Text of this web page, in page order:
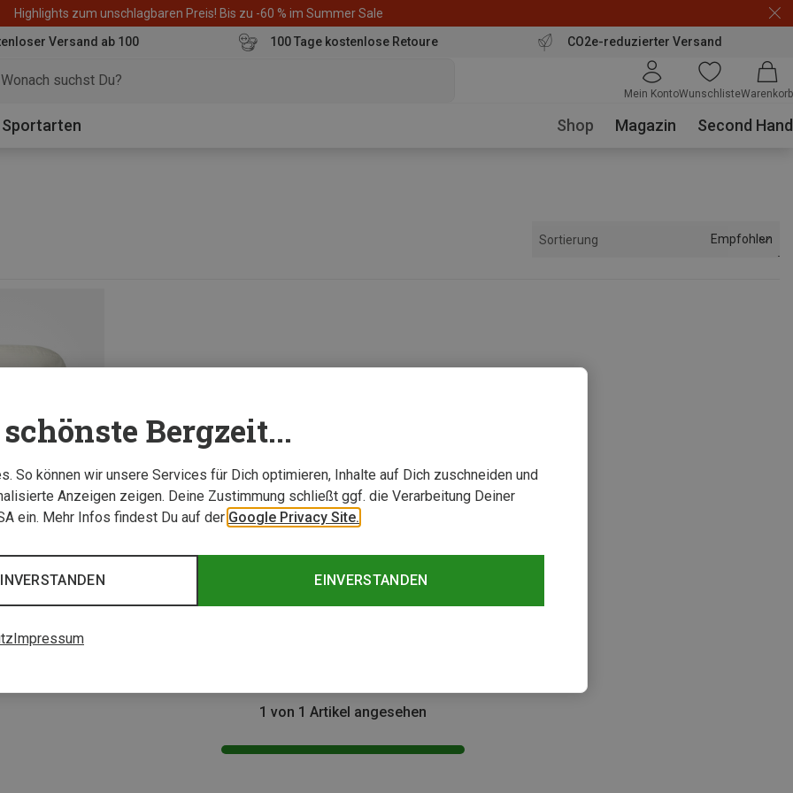
Highlights zum unschlagbaren Preis! Bis zu -60 % im Summer Sale
Versand ab 100
100 Tage kostenlose Retoure CO2e-reduzierter Versand
Mein KontoWunschlisteWarenkorb
Sportarten Shop Magazin Second Hand
Sortierung Empfohlen
Größen
Hüte
1 von 1 Artikel angesehen
Bergzeit...
So können wir unsere Services für Dich optimieren, Inhalte auf Dich zuschneiden und
Anzeigen zeigen. Deine Zustimmung schließt ggf. die Verarbeitung Deiner
ein. Mehr Infos findest Du auf der Google Privacy Site.
EINVERSTANDEN
Impressum